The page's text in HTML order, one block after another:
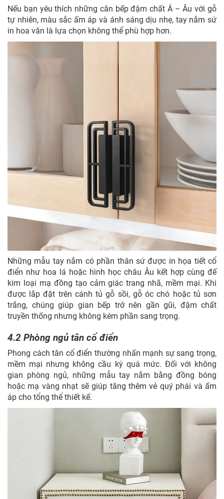
Nếu bạn yêu thích những căn bếp đậm chất Á – Âu với gỗ
tự nhiên, màu sắc ấm áp và ánh sáng dịu nhẹ, tay nắm sứ
in hoa văn là lựa chọn không thể phù hợp hơn.
Những mẫu tay nắm có phần thân sứ được in họa tiết cổ
điển như hoa lá hoặc hình học châu Âu kết hợp cùng đế
kim loại mạ đồng tạo cảm giác trang nhã, mềm mại. Khi
được lắp đặt trên cánh tủ gỗ sồi, gỗ óc chó hoặc tủ sơn
trắng, chúng giúp gian bếp trở nên gần gũi, đậm chất
truyền thống nhưng không kém phần sang trọng.
4.2 Phòng ngủ tân cổ điển
Phong cách tân cổ điển thường nhấn mạnh sự sang trọng,
mềm mại nhưng không cầu kỳ quá mức. Đối với không
gian phòng ngủ, những mẫu tay nắm bằng đồng bóng
hoặc mạ vàng nhạt sẽ giúp tăng thêm vẻ quý phái và ấm
áp cho tổng thể thiết kế.